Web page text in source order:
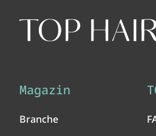
Magazin
Branche